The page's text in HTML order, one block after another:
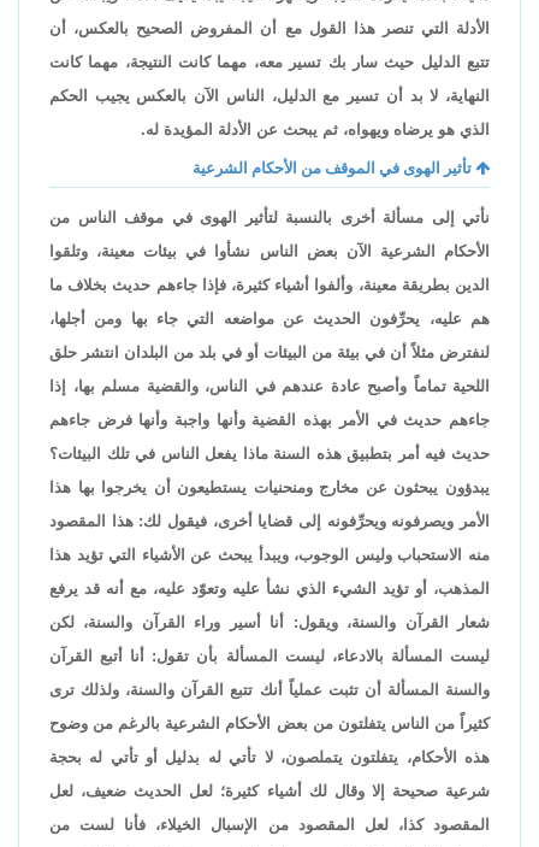
الأدلة التي تنصر هذا القول مع أن المفروض الصحيح بالعكس، أن
تتبع الدليل حيث سار بك تسير معه، مهما كانت النتيجة، مهما كانت
النهاية، لا بد أن تسير مع الدليل، الناس الآن بالعكس يجيب الحكم
الذي هو يرضاه ويهواه، ثم يبحث عن الأدلة المؤيدة له.
تأثير الهوى في الموقف من الأحكام الشرعية
نأتي إلى مسألة أخرى بالنسبة لتأثير الهوى في موقف الناس من
الأحكام الشرعية الآن بعض الناس نشأوا في بيئات معينة، وتلقوا
الدين بطريقة معينة، وألفوا أشياء كثيرة، فإذا جاءهم حديث بخلاف ما
هم عليه، يحرِّفون الحديث عن مواضعه التي جاء بها ومن أجلها،
لنفترض مثلاً أن في بيئة من البيئات أو في بلد من البلدان انتشر حلق
اللحية تماماً وأصبح عادة عندهم في الناس، والقضية مسلم بها، إذا
جاءهم حديث في الأمر بهذه القضية وأنها واجبة وأنها فرض جاءهم
حديث فيه أمر بتطبيق هذه السنة ماذا يفعل الناس في تلك البيئات؟
يبدؤون يبحثون عن مخارج ومنحنيات يستطيعون أن يخرجوا بها هذا
الأمر ويصرفونه ويحرِّفونه إلى قضايا أخرى، فيقول لك: هذا المقصود
منه الاستحباب وليس الوجوب، ويبدأ يبحث عن الأشياء التي تؤيد هذا
المذهب، أو تؤيد الشيء الذي نشأ عليه وتعوّد عليه، مع أنه قد يرفع
شعار القرآن والسنة، ويقول: أنا أسير وراء القرآن والسنة، لكن
ليست المسألة بالادعاء، ليست المسألة بأن تقول: أنا أتبع القرآن
والسنة المسألة أن تثبت عملياً أنك تتبع القرآن والسنة، ولذلك ترى
كثيراً من الناس يتفلتون من بعض الأحكام الشرعية بالرغم من وضوح
هذه الأحكام، يتفلتون يتملصون، لا تأتي له بدليل أو تأتي له بحجة
شرعية صحيحة إلا وقال لك أشياء كثيرة؛ لعل الحديث ضعيف، لعل
المقصود كذا، لعل المقصود من الإسبال الخيلاء، فأنا لست من